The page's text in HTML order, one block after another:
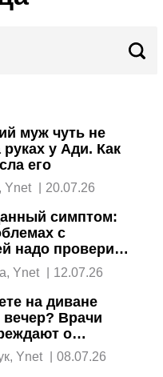
муж чуть не
у Ади. Как
его
Ор Адар, Ynet | 20.07.26
симптом:
с
надо проверить
Цур Гуэта, Ynet | 12.07.26
на диване
Врачи
о
Нирит Цук, Ynet | 08.07.26